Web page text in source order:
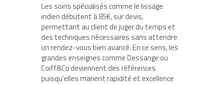
Les soins spécialisés comme le lissage
indien débutent à 85€, sur devis,
permettant au client de juger du temps et
des techniques nécessaires sans attendre
un rendez-vous bien avancé. En ce sens, les
grandes enseignes comme Dessange ou
Coiff&Co deviennent des références
puisqu’elles marient rapidité et excellence